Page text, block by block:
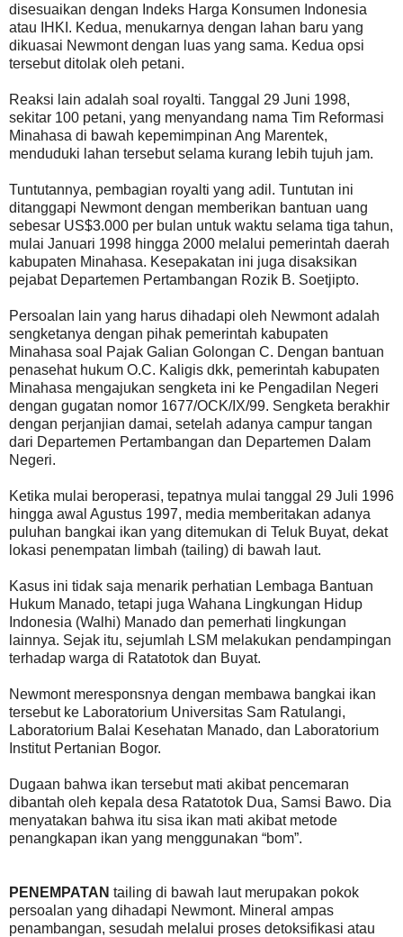
disesuaikan dengan Indeks Harga Konsumen Indonesia
atau IHKI. Kedua, menukarnya dengan lahan baru yang
dikuasai Newmont dengan luas yang sama. Kedua opsi
tersebut ditolak oleh petani.
Reaksi lain adalah soal royalti. Tanggal 29 Juni 1998,
sekitar 100 petani, yang menyandang nama Tim Reformasi
Minahasa di bawah kepemimpinan Ang Marentek,
menduduki lahan tersebut selama kurang lebih tujuh jam.
Tuntutannya, pembagian royalti yang adil. Tuntutan ini
ditanggapi Newmont dengan memberikan bantuan uang
sebesar US$3.000 per bulan untuk waktu selama tiga tahun,
mulai Januari 1998 hingga 2000 melalui pemerintah daerah
kabupaten Minahasa. Kesepakatan ini juga disaksikan
pejabat Departemen Pertambangan Rozik B. Soetjipto.
Persoalan lain yang harus dihadapi oleh Newmont adalah
sengketanya dengan pihak pemerintah kabupaten
Minahasa soal Pajak Galian Golongan C. Dengan bantuan
penasehat hukum O.C. Kaligis dkk, pemerintah kabupaten
Minahasa mengajukan sengketa ini ke Pengadilan Negeri
dengan gugatan nomor 1677/OCK/IX/99. Sengketa berakhir
dengan perjanjian damai, setelah adanya campur tangan
dari Departemen Pertambangan dan Departemen Dalam
Negeri.
Ketika mulai beroperasi, tepatnya mulai tanggal 29 Juli 1996
hingga awal Agustus 1997, media memberitakan adanya
puluhan bangkai ikan yang ditemukan di Teluk Buyat, dekat
lokasi penempatan limbah (tailing) di bawah laut.
Kasus ini tidak saja menarik perhatian Lembaga Bantuan
Hukum Manado, tetapi juga Wahana Lingkungan Hidup
Indonesia (Walhi) Manado dan pemerhati lingkungan
lainnya. Sejak itu, sejumlah LSM melakukan pendampingan
terhadap warga di Ratatotok dan Buyat.
Newmont meresponsnya dengan membawa bangkai ikan
tersebut ke Laboratorium Universitas Sam Ratulangi,
Laboratorium Balai Kesehatan Manado, dan Laboratorium
Institut Pertanian Bogor.
Dugaan bahwa ikan tersebut mati akibat pencemaran
dibantah oleh kepala desa Ratatotok Dua, Samsi Bawo. Dia
menyatakan bahwa itu sisa ikan mati akibat metode
penangkapan ikan yang menggunakan “bom”.
PENEMPATAN tailing di bawah laut merupakan pokok
persoalan yang dihadapi Newmont. Mineral ampas
penambangan, sesudah melalui proses detoksifikasi atau